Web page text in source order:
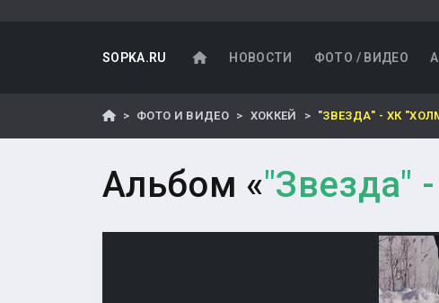
SOPKA.RU НОВОСТИ ФОТО / ВИДЕО
ФОТО И ВИДЕО ХОККЕЙ "ЗВЕЗДА" - ХК
Альбом «"Звезда"